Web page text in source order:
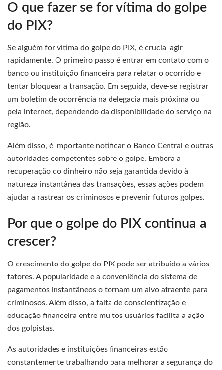
O que fazer se for vítima do golpe
do PIX?
Se alguém for vítima do golpe do PIX, é crucial agir
rapidamente. O primeiro passo é entrar em contato com o
banco ou instituição financeira para relatar o ocorrido e
tentar bloquear a transação. Em seguida, deve-se registrar
um boletim de ocorrência na delegacia mais próxima ou
pela internet, dependendo da disponibilidade do serviço na
região.
Além disso, é importante notificar o Banco Central e outras
autoridades competentes sobre o golpe. Embora a
recuperação do dinheiro não seja garantida devido à
natureza instantânea das transações, essas ações podem
ajudar a rastrear os criminosos e prevenir futuros golpes.
Por que o golpe do PIX continua a
crescer?
O crescimento do golpe do PIX pode ser atribuído a vários
fatores. A popularidade e a conveniência do sistema de
pagamentos instantâneos o tornam um alvo atraente para
criminosos. Além disso, a falta de conscientização e
educação financeira entre muitos usuários facilita a ação
dos golpistas.
As autoridades e instituições financeiras estão
constantemente trabalhando para melhorar a segurança do